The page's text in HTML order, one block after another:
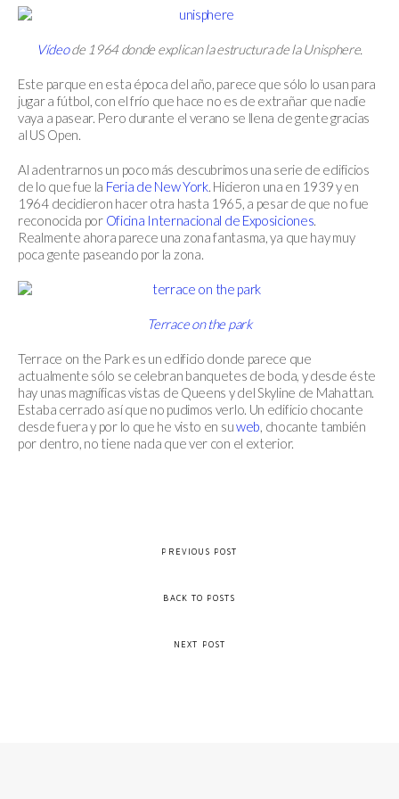
Vídeode 1964 donde explican la estructura de la Unisphere.
Este parque en esta época del año, parece que sólo lo usan para
jugar a fútbol, con el frío que hace no es de extrañar que nadie
vaya a pasear. Pero durante el verano se llena de gente gracias
al US Open.
Al adentrarnos un poco más descubrimos una serie de edificios
de lo que fue la Feria de New York. Hicieron una en 1939 y en
1964 decidieron hacer otra hasta 1965, a pesar de que no fue
reconocida por Oficina Internacional de Exposiciones.
Realmente ahora parece una zona fantasma, ya que hay muy
poca gente paseando por la zona.
Terrace on the park
Terrace on the Park es un edificio donde parece que
actualmente sólo se celebran banquetes de boda, y desde éste
hay unas magníficas vistas de Queens y del Skyline de Mahattan.
Estaba cerrado así que no pudimos verlo. Un edificio chocante
desde fuera y por lo que he visto en suweb, chocante también
por dentro, no tiene nada que ver con el exterior.
PREVIOUS POST
BACK TO POSTS
NEXT POST